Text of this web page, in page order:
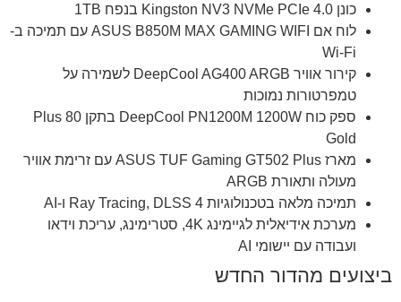
כונן Kingston NV3 NVMe PCIe 4.0 בנפח 1TB
לוח אם ASUS B850M MAX GAMING WIFI עם תמיכה ב-
Wi-Fi
קירור אוויר DeepCool AG400 ARGB לשמירה על
טמפרטורות נמוכות
ספק כוח DeepCool PN1200M 1200W בתקן 80 Plus
Gold
מארז ASUS TUF Gaming GT502 Plus עם זרימת אוויר
מעולה ותאורת ARGB
תמיכה מלאה בטכנולוגיות Ray Tracing, DLSS 4 ו-AI
מערכת אידיאלית לגיימינג 4K, סטרימינג, עריכת וידאו
ועבודה עם יישומי AI
ביצועים מהדור החדש